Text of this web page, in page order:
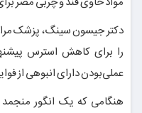
دکتر جیسون سینگ، پزشک
را برای کاهش استرس
عملی‌بودن دارای انبوهی از
هنگامی که یک انگور